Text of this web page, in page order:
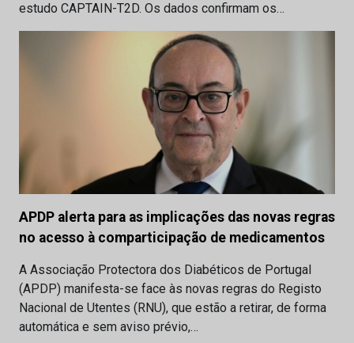
estudo CAPTAIN-T2D. Os dados confirmam os…
APDP alerta para as implicações das novas regras
no acesso à comparticipação de medicamentos
A Associação Protectora dos Diabéticos de Portugal
(APDP) manifesta-se face às novas regras do Registo
Nacional de Utentes (RNU), que estão a retirar, de forma
automática e sem aviso prévio,…